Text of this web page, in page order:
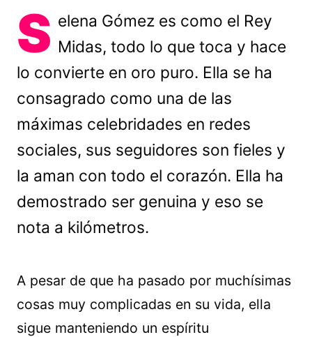
S elena Gómez es como el Rey
Midas, todo lo que toca y hace
lo convierte en oro puro. Ella se ha
consagrado como una de las
máximas celebridades en redes
sociales, sus seguidores son fieles y
la aman con todo el corazón. Ella ha
demostrado ser genuina y eso se
nota a kilómetros.
A pesar de que ha pasado por muchísimas
cosas muy complicadas en su vida, ella
sigue manteniendo un espíritu